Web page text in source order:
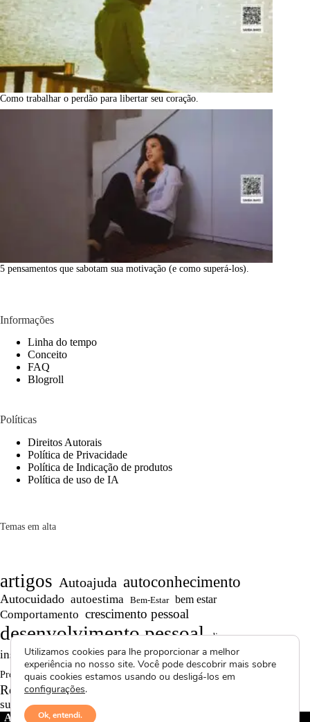
Como trabalhar o perdão para libertar seu coração.
5 pensamentos que sabotam sua motivação (e como superá-los).
Informações
Linha do tempo
Conceito
FAQ
Blogroll
Políticas
Direitos Autorais
Política de Privacidade
Política de Indicação de produtos
Política de uso de IA
Temas em alta
artigos Autoajuda autoconhecimento
Autocuidado autoestima Bem-Estar bem estar
Comportamento crescimento pessoal
desenvolvimento pessoal dicas
inspiração Motivação Persistência produtividade
Projetos autorais reflexão Reflexões
Reflexões de Vida
superação textos curtos
Avctoris Copyright ©
Utilizamos cookies para lhe proporcionar a melhor
experiência no nosso site. Você pode descobrir mais sobre
quais cookies estamos usando ou desligá-los em
configurações.
Ok, entendi.